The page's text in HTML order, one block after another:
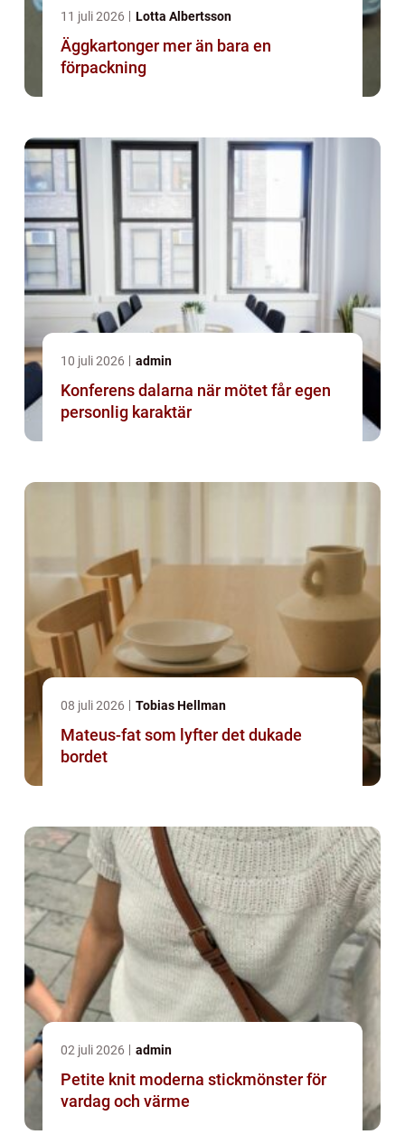
11 juli 2026 Lotta Albertsson
Äggkartonger mer än bara en
förpackning
10 juli 2026 admin
Konferens dalarna när mötet får egen
personlig karaktär
08 juli 2026 Tobias Hellman
Mateus-fat som lyfter det dukade
bordet
02 juli 2026 admin
Petite knit moderna stickmönster för
vardag och värme